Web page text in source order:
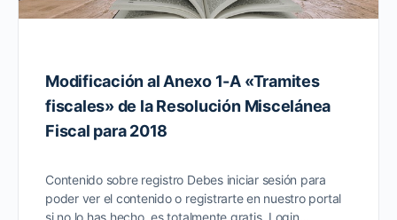
Modificación al Anexo 1-A «Tramites
fiscales» de la Resolución Miscelánea
Fiscal para 2018
Contenido sobre registro Debes iniciar sesión para
poder ver el contenido o registrarte en nuestro portal
si no lo has hecho, es totalmente gratis. Login…